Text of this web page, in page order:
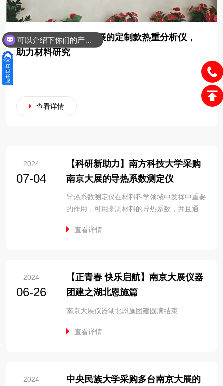
清华大学采购南京大展的定制款热重分析仪，
助力材料研究
查看详情
2024
07-04
【科研新助力】南方科技大学采购
南京大展的导热系数测定仪
导热系数测定仪在材料科学领域中发挥中重要
的作用，可用来测材料的导热系数，并且通过
查看详情
2024
06-26
【正青春 快乐启航】南京大展仪器
团建之湖北恩施篇
南京大展仪器湖北恩施团建圆满结束
查看详情
2024
中央民族大学采购多台南京大展的